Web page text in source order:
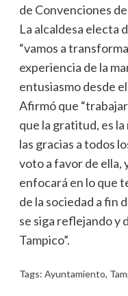
de Convenciones
La alcaldesa electa
“vamos a
experiencia de la
entusiasmo desde
Afirmó que
que la gratitud, es la
las gracias a todos
voto a favor de ella,
enfocará en lo que
de la sociedad a fin
se siga reflejando y
Tampico”.
Tags: Ayuntamiento,